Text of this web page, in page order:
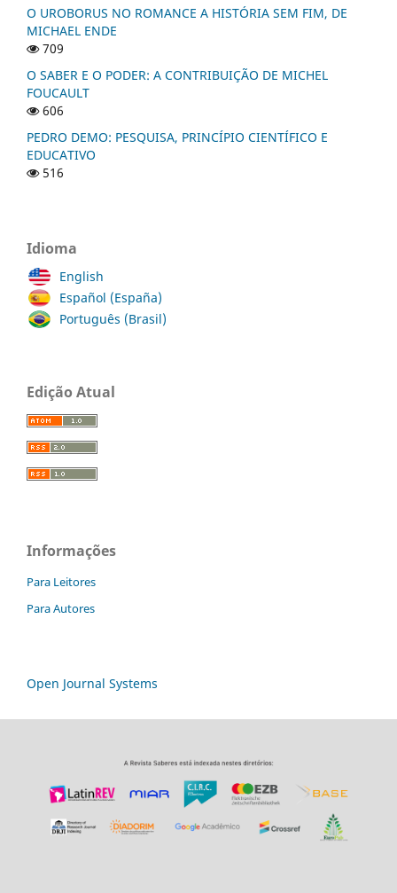
O UROBORUS NO ROMANCE A HISTÓRIA SEM FIM, DE
MICHAEL ENDE
709
O SABER E O PODER: A CONTRIBUIÇÃO DE MICHEL
FOUCAULT
606
PEDRO DEMO: PESQUISA, PRINCÍPIO CIENTÍFICO E
EDUCATIVO
516
Idioma
English
Español (España)
Português (Brasil)
Edição Atual
Informações
Para Leitores
Para Autores
Open Journal Systems